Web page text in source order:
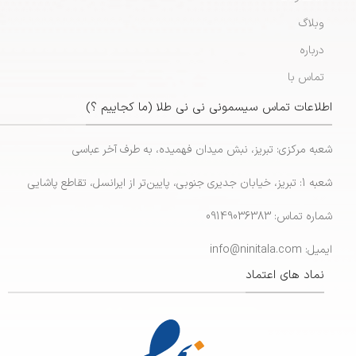
وبلاگ
درباره
تماس با
اطلاعات تماس سیسمونی نی نی طلا (ما کجاییم ؟)
شعبه مرکزی: تبریز، نبش میدان فهمیده، به طرف آخر عباسی
شعبه 1: تبریز، خیابان جدیری جنوبی، پایین‌تر از ایرانسل، تقاطع پاشایی
شماره تماس: 09149036383
ایمیل: info@ninitala.com
نماد های اعتماد